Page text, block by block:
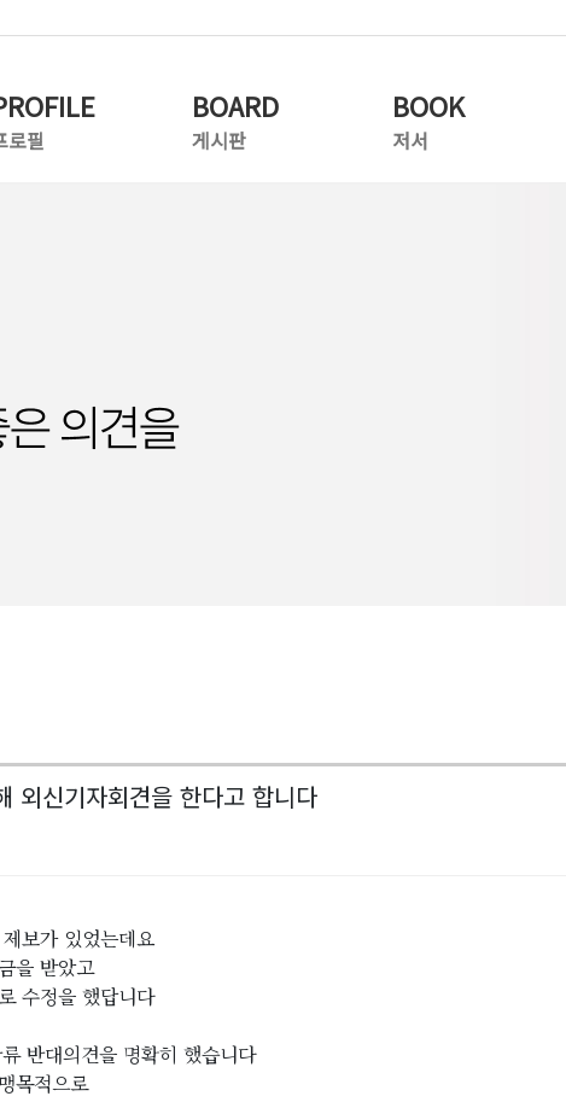
로필
BOARD
게시판
BOOK
저서
외신기자회견을 한다고 합니다
보가 있었는데요
을 받았고
수정을 했답니다
반대의견을 명확히 했습니다
목적으로